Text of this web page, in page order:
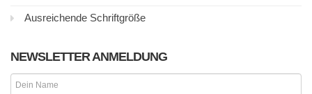
Ausreichende Schriftgröße
NEWSLETTER ANMELDUNG